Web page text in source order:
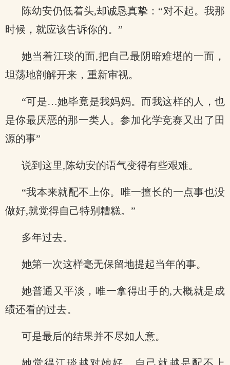
陈幼安仍低着头,却诚恳真挚：“对不起。我那
时候，就应该告诉你的。”
她当着江琰的面,把自己最阴暗难堪的一面，
坦荡地剖解开来，重新审视。
“可是…她毕竟是我妈妈。而我这样的人，也
是你最厌恶的那一类人。参加化学竞赛又出了田
源的事”
说到这里,陈幼安的语气变得有些艰难。
“我本来就配不上你。唯一擅长的一点事也没
做好,就觉得自己特别糟糕。”
多年过去。
她第一次这样毫无保留地提起当年的事。
她普通又平淡，唯一拿得出手的,大概就是成
绩还看的过去。
可是最后的结果并不尽如人意。